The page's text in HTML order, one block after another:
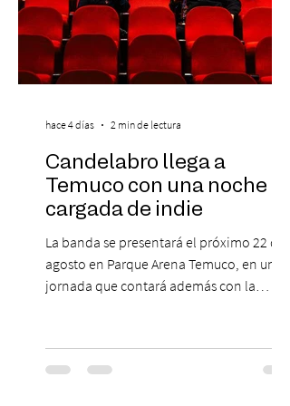
Candelabro llega a
Temuco con una noche
cargada de indie
La banda se presentará el próximo 22 de
agosto en Parque Arena Temuco, en una
jornada que contará además con la
agosto, el Parque Arena Temuco será
escenario de una noche dedicada al indie
hace 4 días 2 min de lectura